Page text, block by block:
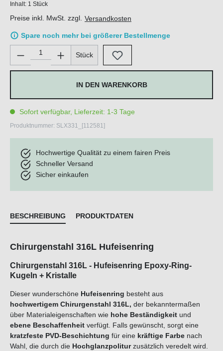
Inhalt: 1 Stück
Preise inkl. MwSt. zzgl. Versandkosten
Spare noch mehr bei größerer Bestellmenge
Produkt Anzahl: Gib den gewünschten Wert ein oder
Stück
IN DEN WARENKORB
Sofort verfügbar, Lieferzeit: 1-3 Tage
Produktnummer: SLX331_[112581]
Hochwertige Qualität zu einem fairen Preis
Schneller Versand
Sicher einkaufen
BESCHREIBUNG PRODUKTDATEN
Chirurgenstahl 316L Hufeisenring
Chirurgenstahl 316L - Hufeisenring Epoxy-Ring-
Kugeln + Kristalle
Dieser wunderschöne Hufeisenring besteht aus
hochwertigem Chirurgenstahl 316L, der bekanntermaßen
über Materialeigenschaften wie hohe Beständigkeit und
ebene Beschaffenheit verfügt. Falls gewünscht, sorgt eine
kratzfeste PVD-Beschichtung für eine kräftige Farbe nach
Wahl, die durch die Hochglanzpoliturzusätzlich veredelt wird.